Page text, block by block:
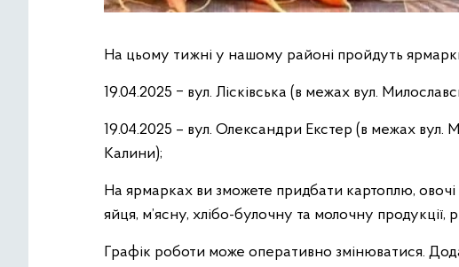
На цьому тижні у нашому районі пройдуть ярмарки
19.04.2025 ‒ вул. Лісківська (в межах вул.
19.04.2025 – вул. Олександри Екстер (в межах вул.
Калини);
На ярмарках ви зможете придбати картоплю,
яйця, м’ясну, хлібо-булочну та молочну продукції,
Графік роботи може оперативно змінюватися.